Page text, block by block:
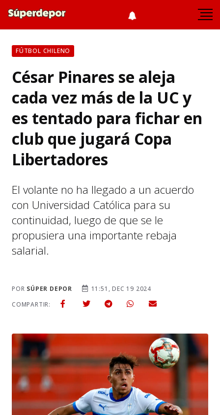
FÚTBOL CHILENO
César Pinares se aleja
cada vez más de la UC y
es tentado para fichar en
club que jugará Copa
Libertadores
El volante no ha llegado a un acuerdo
con Universidad Católica para su
continuidad, luego de que se le
propusiera una importante rebaja
salarial.
POR SÚPER DEPOR
11:51, DEC 19 2024
COMPARTIR: